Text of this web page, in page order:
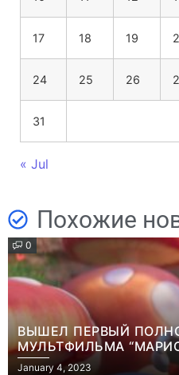
17 18 19
24 25 26
31
« Jul
Похожие
0
ВЫШЕЛ ПЕРВЫЙ
МУЛЬТФИЛЬМА
January 4, 2023